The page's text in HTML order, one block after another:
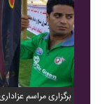
برگزاری مراسم عزاداری